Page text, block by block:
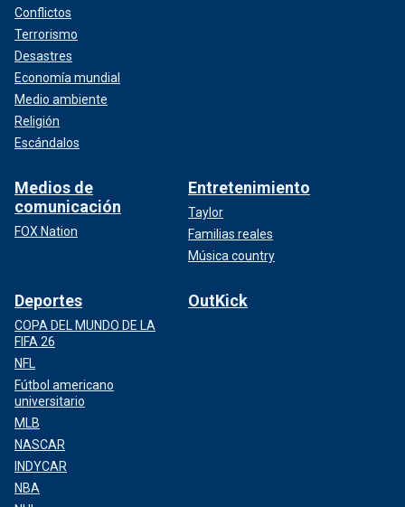
Conflictos
Terrorismo
Desastres
Economía mundial
Medio ambiente
Religión
Escándalos
Medios de
comunicación
FOX Nation
Entretenimiento
Taylor
Familias reales
Música country
Deportes
COPA DEL MUNDO DE LA
FIFA 26
NFL
Fútbol americano
universitario
MLB
NASCAR
INDYCAR
NBA
OutKick